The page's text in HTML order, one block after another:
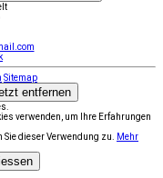
Sitemap
entfernen
verwenden, um Ihre Erfahrungen
dieser Verwendung zu.
Mehr